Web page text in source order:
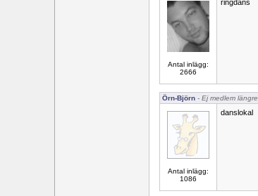
Antal inlägg:
2666
ringdans
Örn-Björn - Ej medlem längre
Antal inlägg:
1086
danslokal